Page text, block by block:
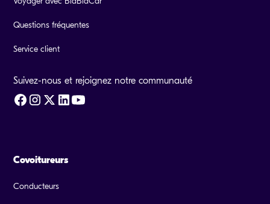
Questions fréquentes
Service client
Suivez-nous et rejoignez notre communauté
Covoitureurs
Conducteurs